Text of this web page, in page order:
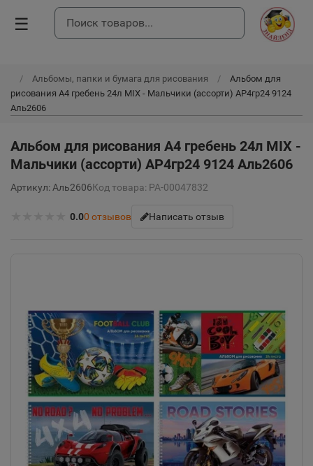
☰
Альбомы, папки и бумага для рисования
Альбом для
рисования А4 гребень 24л MIX - Мальчики (ассорти) АР4гр24 9124
Аль2606
Альбом для рисования А4 гребень 24л MIX -
Мальчики (ассорти) АР4гр24 9124 Аль2606
Артикул: Аль2606Код товара: РА-00047832
0.00 отзывов Написать отзыв